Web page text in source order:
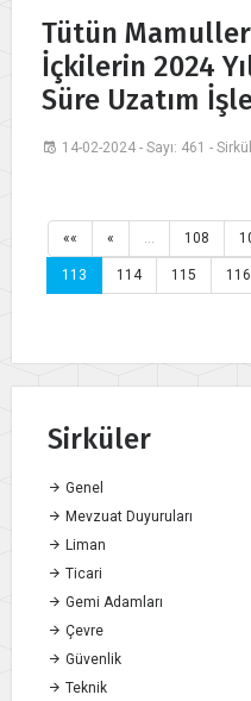
Tütün
İçkilerin 2024
Süre Uzatım
14-02-2024 - Sayı: 461 -
«« « … 108
113 114 115 116
Sirküler
Genel
Mevzuat Duyuruları
Liman
Ticari
Gemi Adamları
Çevre
Güvenlik
Teknik